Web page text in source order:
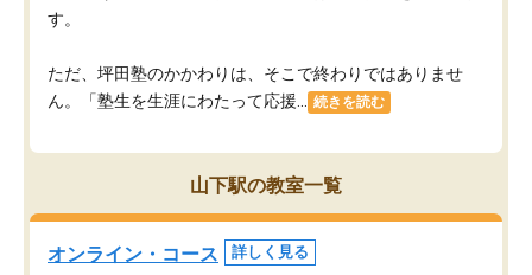
す。
ただ、坪田塾のかかわりは、そこで終わりではありませ
ん。「塾生を生涯にわたって応援...
続きを読む
山下駅の教室一覧
オンライン・コース 詳しく見る